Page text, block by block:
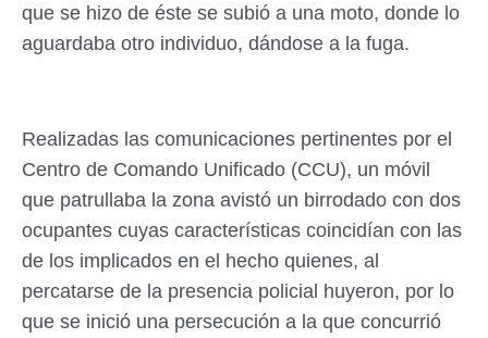
que se hizo de éste se subió a una moto, donde lo
aguardaba otro individuo, dándose a la fuga.
Realizadas las comunicaciones pertinentes por el
Centro de Comando Unificado (CCU), un móvil
que patrullaba la zona avistó un birrodado con dos
ocupantes cuyas características coincidían con las
de los implicados en el hecho quienes, al
percatarse de la presencia policial huyeron, por lo
que se inició una persecución a la que concurrió